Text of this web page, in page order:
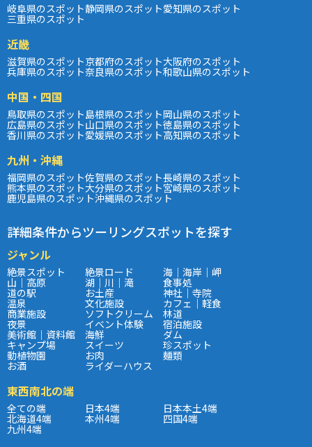
岐阜県のスポット静岡県のスポット愛知県のスポット
三重県のスポット
近畿
滋賀県のスポット京都府のスポット大阪府のスポット
兵庫県のスポット奈良県のスポット和歌山県のスポット
中国・四国
鳥取県のスポット島根県のスポット岡山県のスポット
広島県のスポット山口県のスポット徳島県のスポット
香川県のスポット愛媛県のスポット高知県のスポット
九州・沖縄
福岡県のスポット佐賀県のスポット長崎県のスポット
熊本県のスポット大分県のスポット宮崎県のスポット
鹿児島県のスポット沖縄県のスポット
詳細条件からツーリングスポットを探す
ジャンル
絶景スポット 絶景ロード 海｜海岸｜岬
山｜高原 湖｜川｜滝 食事処
道の駅 お土産 神社｜寺院
温泉 文化施設 カフェ｜軽食
商業施設 ソフトクリーム 林道
夜景 イベント体験 宿泊施設
美術館｜資料館 海鮮 ダム
キャンプ場 スイーツ 珍スポット
動植物園 お肉 麺類
お酒 ライダーハウス
東西南北の端
全ての端 日本4端 日本本土4端
北海道4端 本州4端 四国4端
九州4端